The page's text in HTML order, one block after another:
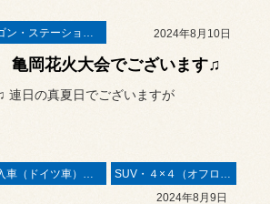
ワゴン・ステーションワゴン 2024年8月10日
岡花火大会でございます♫
連日の真夏日でございますが
輸入車（ドイツ車）の作業
SUV・４×４（オフロード）
2024年8月9日